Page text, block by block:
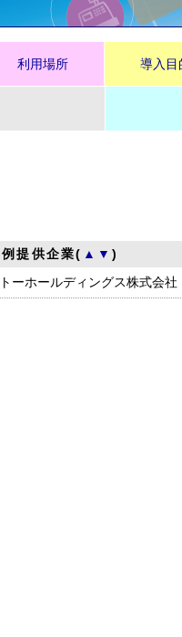
利用場所 導入目
提供企業( ▲ ▼)
ーホールディングス株式会社